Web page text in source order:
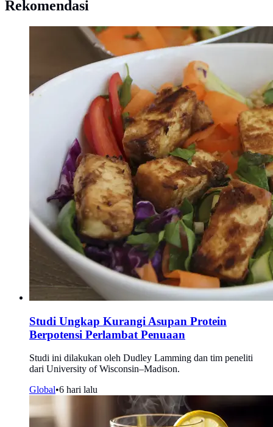
Rekomendasi
Studi Ungkap Kurangi Asupan Protein
Berpotensi Perlambat Penuaan
Studi ini dilakukan oleh Dudley Lamming dan tim peneliti
dari University of Wisconsin–Madison.
Global•6 hari lalu